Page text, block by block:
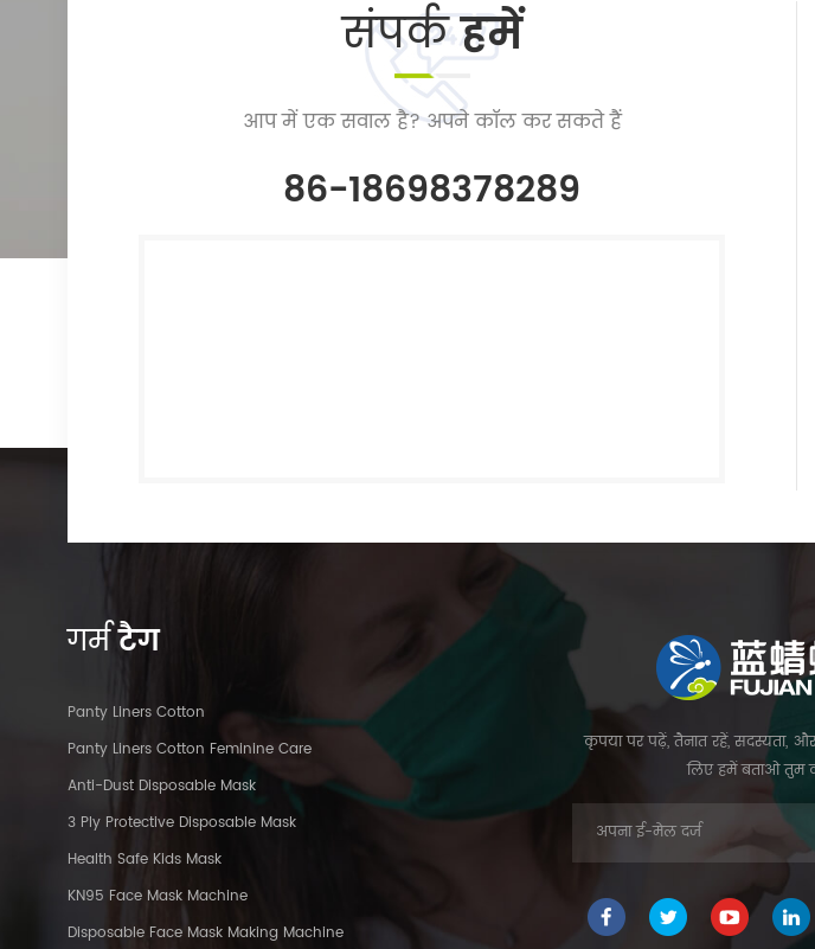
संपर्कहमें
आप में एक सवाल है? अपने कॉल कर सकते हैं
86-18698378289
गर्मटैग
Panty Liners Cotton
Panty Liners Cotton Feminine Care
Anti-Dust Disposable Mask
3 Ply Protective Disposable Mask
Health Safe Kids Mask
KN95 Face Mask Machine
Disposable Face Mask Making Machine
कृपया पर पढ़ें, तैनात रहें, सदस्यता,
लिए हमें बताओ तुम